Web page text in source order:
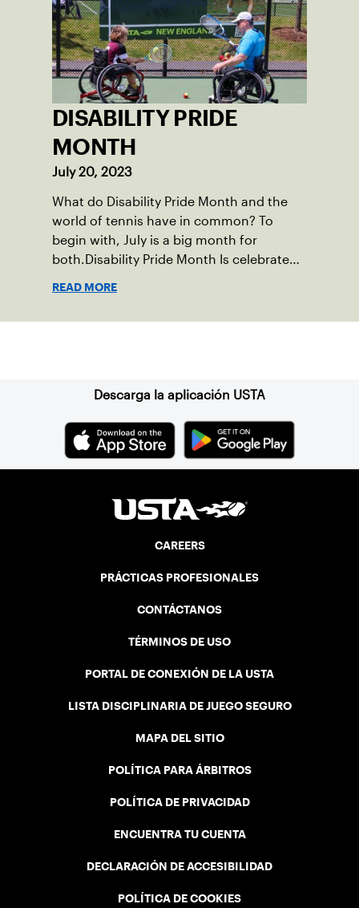
immediately as Barber led Falmouth to a
state championship and was named the
state’s Player of the Year.
DISABILITY PRIDE
MONTH
July 20, 2023
What do Disability Pride Month and the
world of tennis have in common? To
begin with, July is a big month for
both.Disability Pride Month Is celebrated
READ MORE
Descarga la aplicación USTA
CAREERS
PRÁCTICAS PROFESIONALES
CONTÁCTANOS
TÉRMINOS DE USO
PORTAL DE CONEXIÓN DE LA USTA
LISTA DISCIPLINARIA DE JUEGO SEGURO
MAPA DEL SITIO
POLÍTICA PARA ÁRBITROS
POLÍTICA DE PRIVACIDAD
ENCUENTRA TU CUENTA
DECLARACIÓN DE ACCESIBILIDAD
POLÍTICA DE COOKIES